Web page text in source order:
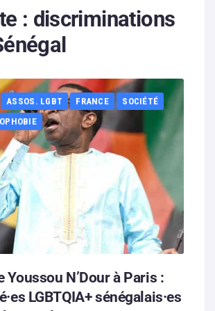
: discriminations
ASSOS. LGBT FRANCE
SOCIÉTÉ
Youssou N’Dour à Paris :
LGBTQIA+ sénégalais·es